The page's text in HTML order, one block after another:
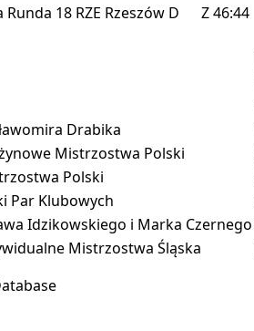
Runda 18 RZE Rzeszów D Z46:44
Drabika
Mistrzostwa Polski
Polski
Par Klubowych
Idzikowskiego i Marka Czernego
Mistrzostwa Śląska